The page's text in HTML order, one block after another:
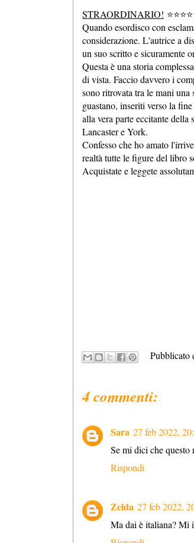
STRAORDINARIO!
Quando esordisco con
considerazione. L'autrice a
un suo scritto e sicuramente
Questa è una storia
di vista. Faccio davvero i
sono ritrovata tra le mani
guastano, inseriti verso la
alla vera parte eccitante
Lancaster e York.
Confesso che ho amato
realtà tutte le figure del libro
Acquistate e leggete
Pubblicato
4 commenti:
Sara 27 feb 2022,
Se mi dici che
Rispondi
Zelda 27 feb 2022,
Ma dai è italiana? Mi